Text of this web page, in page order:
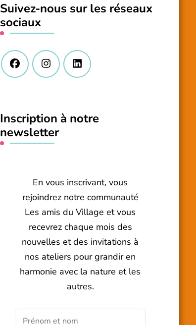
?
Suivez-nous sur les réseaux
sociaux
Inscription à notre
newsletter
En vous inscrivant, vous
rejoindrez notre communauté
Les amis du Village et vous
recevrez chaque mois des
nouvelles et des invitations à
nos ateliers pour grandir en
harmonie avec la nature et les
autres.